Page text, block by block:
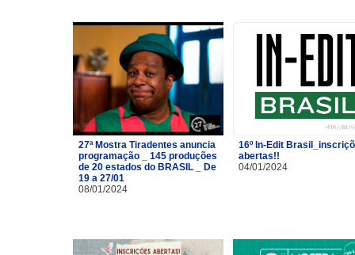
27ª Mostra Tiradentes anuncia
programação _ 145 produções
de 20 estados do BRASIL _ De
19 a 27/01
08/01/2024
16º In-Edit
abertas!!
04/01/2024